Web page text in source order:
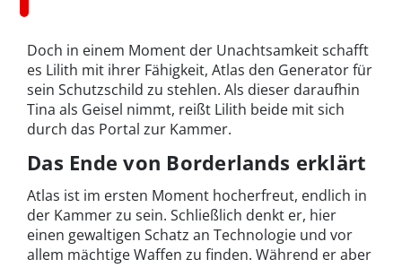
Doch in einem Moment der Unachtsamkeit schafft
es Lilith mit ihrer Fähigkeit, Atlas den Generator für
sein Schutzschild zu stehlen. Als dieser daraufhin
Tina als Geisel nimmt, reißt Lilith beide mit sich
durch das Portal zur Kammer.
Das Ende von Borderlands erklärt
Atlas ist im ersten Moment hocherfreut, endlich in
der Kammer zu sein. Schließlich denkt er, hier
einen gewaltigen Schatz an Technologie und vor
allem mächtige Waffen zu finden. Während er aber